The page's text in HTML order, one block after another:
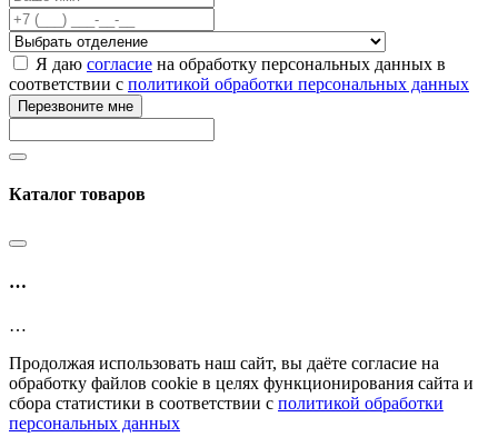
Я даю согласие на обработку персональных данных в
соответствии с политикой обработки персональных данных
Перезвоните мне
Каталог товаров
…
…
Продолжая использовать наш сайт, вы даёте согласие на
обработку файлов cookie в целях функционирования сайта и
сбора статистики в соответствии с политикой обработки
персональных данных